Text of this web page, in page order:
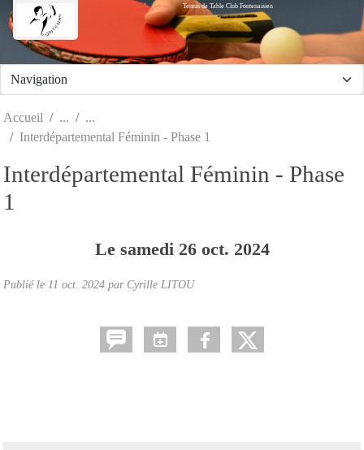
Tennis de Table Club Fontenaisien
Accueil
Interdépartemental Féminin - Phase 1
Interdépartemental Féminin - Phase
1
Le samedi 26 oct. 2024
Publié le 11 oct. 2024 par Cyrille LITOU
Panneau de gestion des cookies